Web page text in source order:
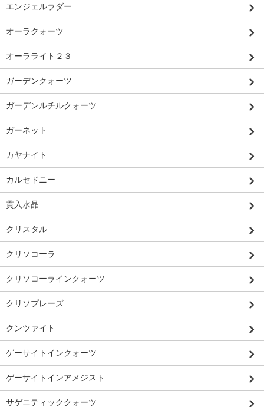
エンジェルラダー
オーラクォーツ
オーラライト２３
ガーデンクォーツ
ガーデンルチルクォーツ
ガーネット
カヤナイト
カルセドニー
貫入水晶
クリスタル
クリソコーラ
クリソコーラインクォーツ
クリソプレーズ
クンツァイト
ゲーサイトインクォーツ
ゲーサイトインアメジスト
サゲニティッククォーツ